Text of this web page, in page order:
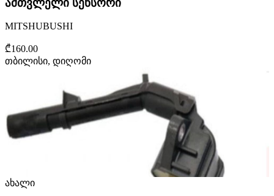
MITSHUBUSHI
₾160.00
თბილისი, დიღომი
ახალი